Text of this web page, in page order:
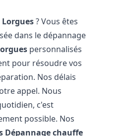
Lorgues? Vous êtes
dans le dépannage
personnalisés
pour résoudre vos
Nos délais
appel. Nous
c'est
possible. Nos
Dépannage chauffe